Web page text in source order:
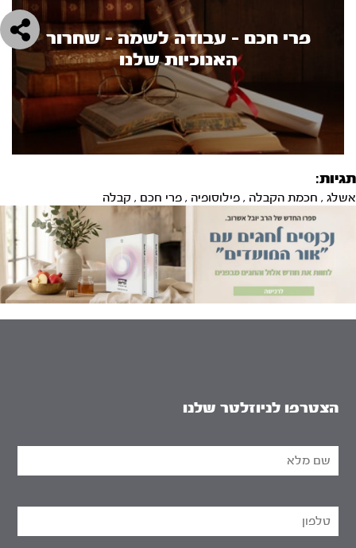
פרי חכם - עבודה לשמה - שחרור
האנוכיות שלנו
תגיות:
אשלג , חכמת הקבלה , פילוסופיה , פרי חכם , קבלה
הצטרפו לניוזלטר שלנו